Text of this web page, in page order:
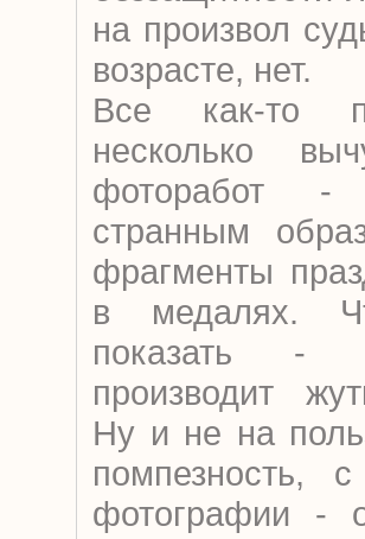
на произвол
возрасте, нет.
Все как-то
несколько
фоторабот -
странным
фрагменты
в медалях.
показать -
производит
Ну и не на
помпезность,
фотографии -